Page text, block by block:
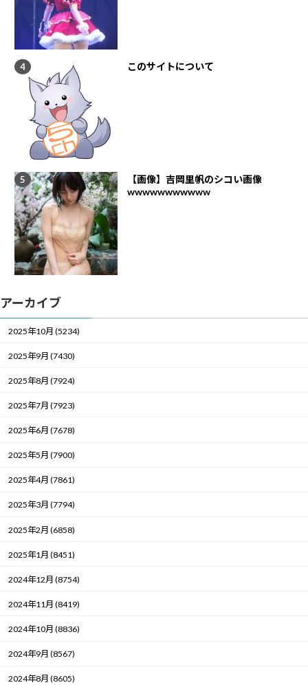
このサイトについて
【画像】吉岡里帆のシコい画像
wwwwwwwwwww
アーカイブ
2025年10月 (5234)
2025年9月 (7430)
2025年8月 (7924)
2025年7月 (7923)
2025年6月 (7678)
2025年5月 (7900)
2025年4月 (7861)
2025年3月 (7794)
2025年2月 (6858)
2025年1月 (8451)
2024年12月 (8754)
2024年11月 (8419)
2024年10月 (8836)
2024年9月 (8567)
2024年8月 (8605)